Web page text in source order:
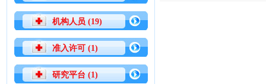
机构人员 (19)
准入许可 (1)
研究平台 (1)